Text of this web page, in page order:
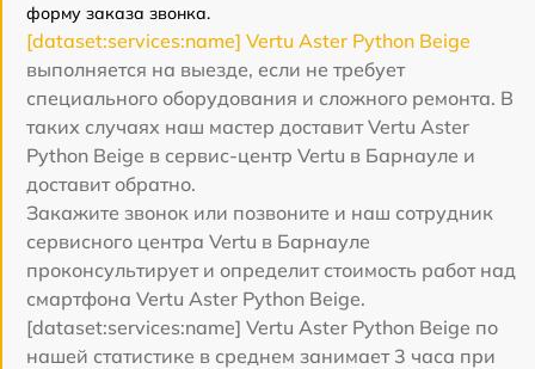
форму заказа звонка.
[dataset:services:name] Vertu Aster Python Beige
выполняется на выезде, если не требует
специального оборудования и сложного ремонта. В
таких случаях наш мастер доставит Vertu Aster
Python Beige в сервис-центр Vertu в Барнауле и
доставит обратно.
Закажите звонок или позвоните и наш сотрудник
сервисного центра Vertu в Барнауле
проконсультирует и определит стоимость работ над
смартфона Vertu Aster Python Beige.
[dataset:services:name] Vertu Aster Python Beige по
нашей статистике в среднем занимает 3 часа при